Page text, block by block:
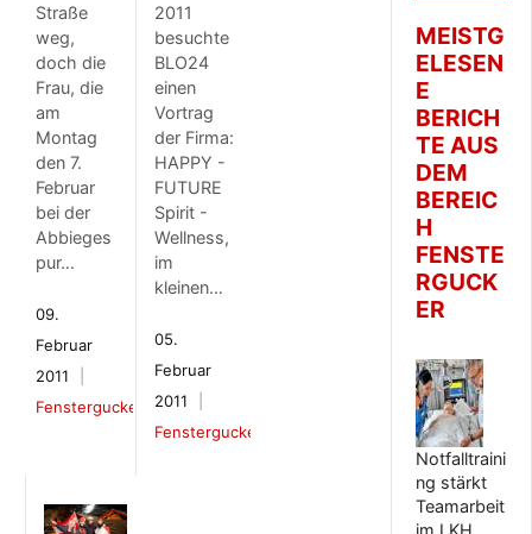
Straße
weg,
doch die
Frau, die
am
Montag
den 7.
Februar
bei der
Abbieges
pur…
09.
Februar
2011
Fenstergucker
2011
besuchte
BLO24
einen
Vortrag
der Firma:
HAPPY -
FUTURE
Spirit -
Wellness,
im
kleinen…
05.
Februar
2011
Fenstergucker
MEISTG
ELESEN
E
BERICH
TE AUS
DEM
BEREIC
H
FENSTE
RGUCK
ER
Notfalltraini
ng stärkt
Teamarbeit
im LKH